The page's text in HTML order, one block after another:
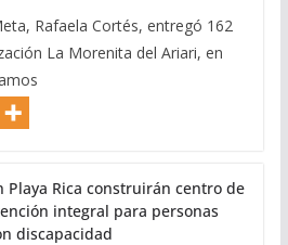
Rafaela Cortés, entregó 162
La Morenita del Ariari, en
Playa Rica construirán centro de
integral para personas
discapacidad